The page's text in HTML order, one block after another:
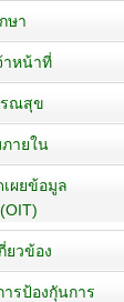
ษา
าหน้าที่
รณสุข
ายใน
เผยข้อมูล
ยวข้อง
รป้องกัุนการ